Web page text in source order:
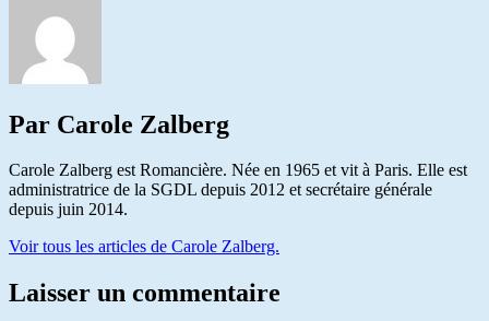
Par Carole Zalberg
Carole Zalberg est Romancière. Née en 1965 et vit à Paris. Elle est
administratrice de la SGDL depuis 2012 et secrétaire générale
depuis juin 2014.
Voir tous les articles de Carole Zalberg.
Laisser un commentaire